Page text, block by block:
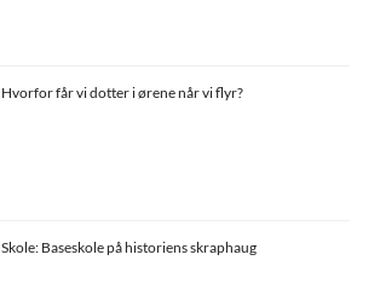
Hvorfor får vi dotter i ørene når vi flyr?
Skole: Baseskole på historiens skraphaug